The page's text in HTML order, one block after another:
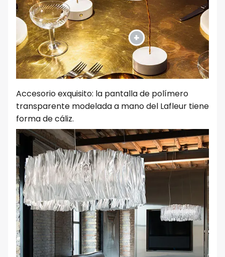
Accesorio exquisito: la pantalla de polímero
transparente modelada a mano del Lafleur tiene
forma de cáliz.